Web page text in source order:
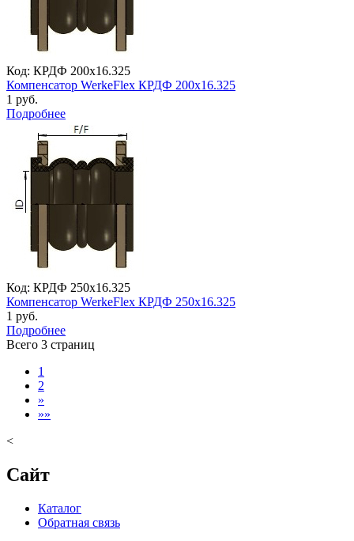
Код: КРДФ 200х16.325
Компенсатор WerkeFlex КРДФ 200х16.325
1 руб.
Подробнее
Код: КРДФ 250х16.325
Компенсатор WerkeFlex КРДФ 250х16.325
1 руб.
Подробнее
Всего 3 страниц
1
2
»
»»
<
Сайт
Каталог
Обратная связь